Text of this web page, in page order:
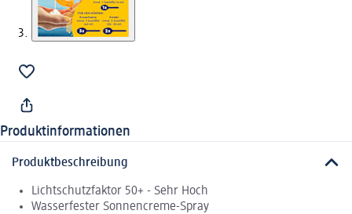
Produktinformationen
Produktbeschreibung
Lichtschutzfaktor 50+ - Sehr Hoch
Wasserfester Sonnencreme-Spray